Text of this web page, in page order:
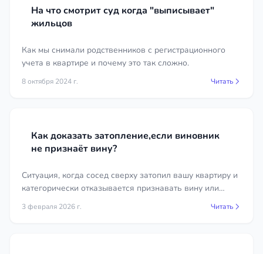
На что смотрит суд когда "выписывает"
жильцов
Как мы снимали родственников с регистрационного
учета в квартире и почему это так сложно.
8 октября 2024 г. Читать
Как доказать затопление,если виновник
не признаёт вину?
Ситуация, когда сосед сверху затопил вашу квартиру и
категорически отказывается признавать вину или
подписывать акт, к сожалению, не редкость. С
правовой точки зрения, это осложняет, но не делает
3 февраля 2026 г. Читать